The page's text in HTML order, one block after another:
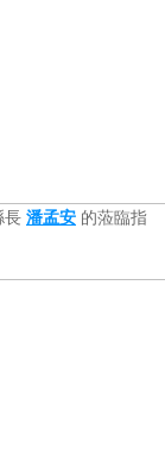
長 潘孟安 的蒞臨指